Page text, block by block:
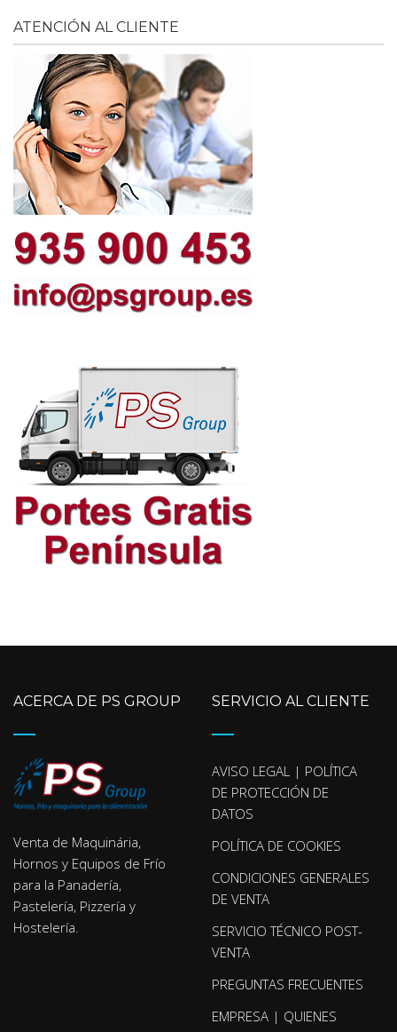
ATENCIÓN AL CLIENTE
ACERCA DE PS GROUP
Venta de Maquinária,
Hornos y Equipos de Frío
para la Panadería,
Pastelería, Pizzería y
Hostelería.
SERVICIO AL CLIENTE
AVISO LEGAL | POLÍTICA
DE PROTECCIÓN DE
DATOS
POLÍTICA DE COOKIES
CONDICIONES GENERALES
DE VENTA
SERVICIO TÉCNICO POST-
VENTA
PREGUNTAS FRECUENTES
EMPRESA | QUIENES